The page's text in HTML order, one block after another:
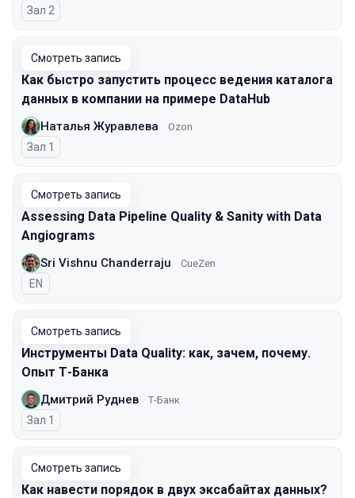
Зал 2
Смотреть запись
Как быстро запустить процесс ведения каталога
данных в компании на примере DataHub
Наталья Журавлева Ozon
Зал 1
Смотреть запись
Assessing Data Pipeline Quality & Sanity with Data
Angiograms
Sri Vishnu Chanderraju CueZen
На английском языке
EN
Смотреть запись
Инструменты Data Quality: как, зачем, почему.
Опыт Т-Банка
Дмитрий Руднев Т-Банк
Зал 1
Смотреть запись
Как навести порядок в двух эксабайтах данных?